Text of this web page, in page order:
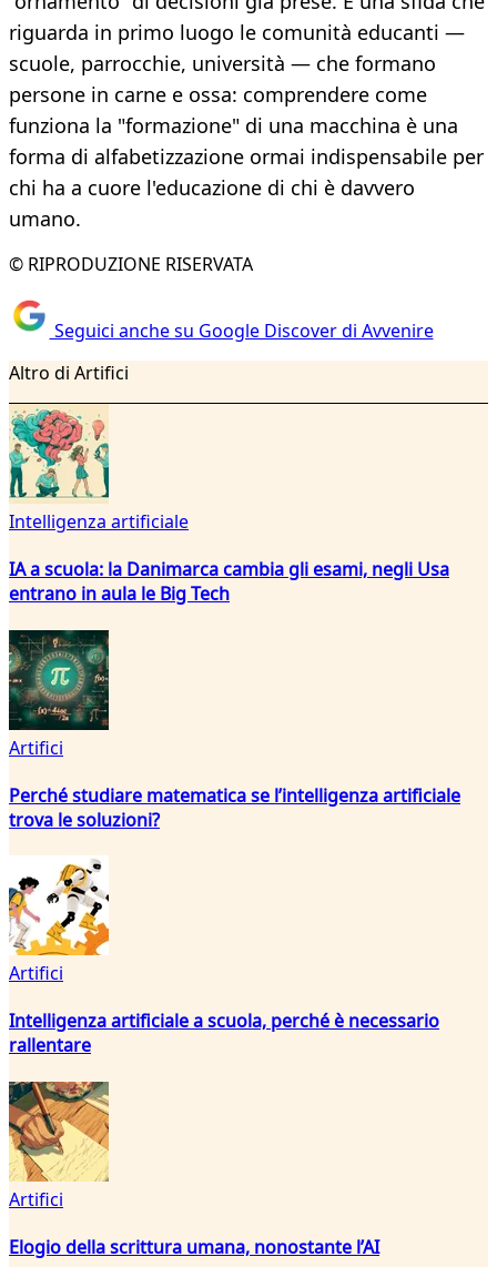
riguarda in primo luogo le comunità educanti —
scuole, parrocchie, università — che formano
persone in carne e ossa: comprendere come
funziona la "formazione" di una macchina è una
forma di alfabetizzazione ormai indispensabile per
chi ha a cuore l'educazione di chi è davvero
umano.
© RIPRODUZIONE RISERVATA
Seguici anche su Google Discover di Avvenire
Altro di Artifici
Intelligenza artificiale
IA a scuola: la Danimarca cambia gli esami, negli Usa
entrano in aula le Big Tech
Artifici
Perché studiare matematica se l’intelligenza artificiale
trova le soluzioni?
Artifici
Intelligenza artificiale a scuola, perché è necessario
rallentare
Artifici
Elogio della scrittura umana, nonostante l’AI